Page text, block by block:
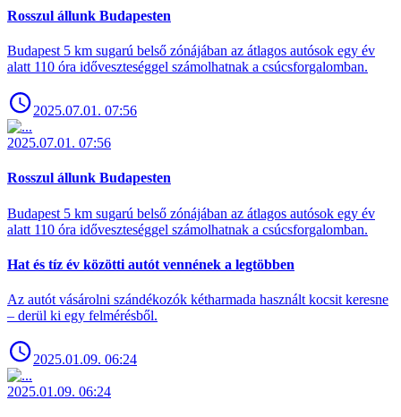
Rosszul állunk Budapesten
Budapest 5 km sugarú belső zónájában az átlagos autósok egy év
alatt 110 óra időveszteséggel számolhatnak a csúcsforgalomban.
2025.07.01. 07:56
2025.07.01. 07:56
Rosszul állunk Budapesten
Budapest 5 km sugarú belső zónájában az átlagos autósok egy év
alatt 110 óra időveszteséggel számolhatnak a csúcsforgalomban.
Hat és tíz év közötti autót vennének a legtöbben
Az autót vásárolni szándékozók kétharmada használt kocsit keresne
– derül ki egy felmérésből.
2025.01.09. 06:24
2025.01.09. 06:24